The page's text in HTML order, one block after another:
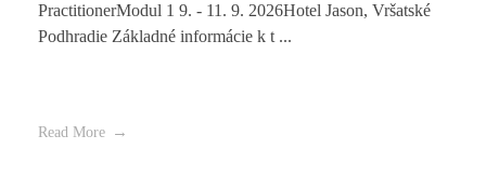
PractitionerModul 1 9. - 11. 9. 2026Hotel Jason, Vršatské
Podhradie Základné informácie k t ...
Read More